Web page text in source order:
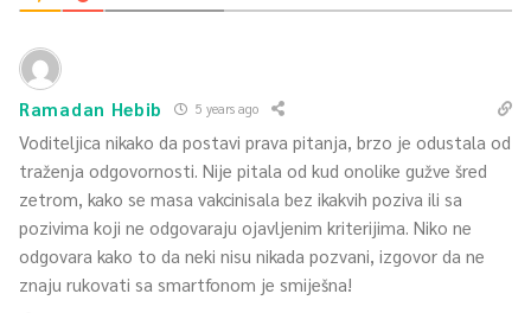
Ramadan Hebib 5 years ago
Voditeljica nikako da postavi prava pitanja, brzo je odustala od
traženja odgovornosti. Nije pitala od kud onolike gužve šred
zetrom, kako se masa vakcinisala bez ikakvih poziva ili sa
pozivima koji ne odgovaraju ojavljenim kriterijima. Niko ne
odgovara kako to da neki nisu nikada pozvani, izgovor da ne
znaju rukovati sa smartfonom je smiješna!